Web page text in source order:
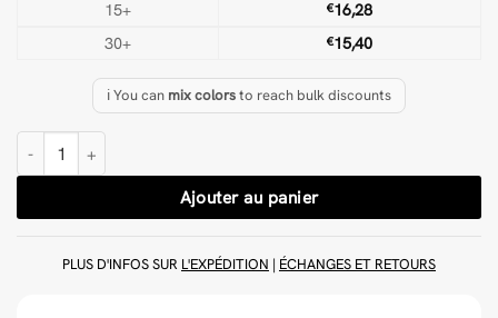
15+
€16,28
30+
€15,40
ℹ️ You can mix colorsto reach bulk discounts
quantité de Rose foncé 500 g Laine Fil à touffeter
Ajouter au panier
PLUS D'INFOS SUR L'EXPÉDITION | ÉCHANGES ET RETOURS